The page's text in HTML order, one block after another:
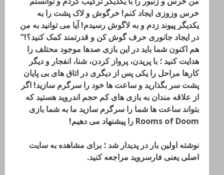
خرس وزوزی ایجاد کنم! خرگوش و لاک پشت را به
یکدیگر پیوند زدم و به لاگوش رسیدم! آیا می توانید به من
در ایجاد جانوری حرف گوش کن و قدرتمند کمک کنید؟!”
هم اکنون شما باید در این بازی صدها موجود محتلف را
هدایت کنید ؛ با پریدن، پرواز کردن، شنا، انفجار و دیگر
کارها مراحل را یکی پس از دیگری در اتاق های بی پایان
پشت سر بگذارید و ساعت ها خود را سرگرم سازید! اگر
از علاقه مندان به بازی های کم حجم اندروید هستید که
بتواند ساعت ها شما را سرگرم سازید ما به شما بازی
Rooms of Doom را پیشنهاد می دهیم!
نوشته اولین بار در پدیدار شد ؛ برای مشاهده به سایت
اصلی یعنی فارسروید مراجعه کنید.